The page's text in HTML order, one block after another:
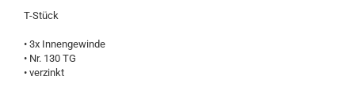
T-Stück
• 3x Innengewinde
• Nr. 130 TG
• verzinkt